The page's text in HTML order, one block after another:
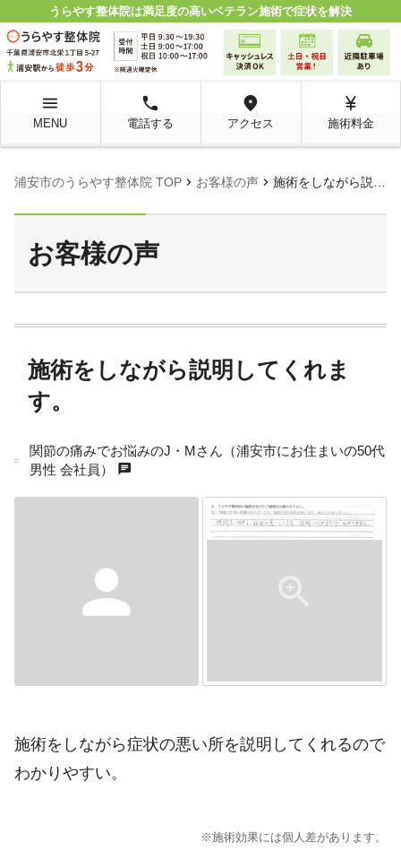
うらやす整体院は満足度の高いベテラン施術で症状を解決
menu
MENU
local_phone
電話する
room
アクセス
currency_yen
施術料金
浦安市のうらやす整体院 TOP chevron_right お客様の声 chevron_right 施術をしながら説明してくれます。
お客様の声
施術をしながら説明してくれま
す。
関節の痛みでお悩みのJ・Mさん（浦安市にお住まいの50代
男性 会社員）
chat
person
施術をしながら症状の悪い所を説明してくれるので
わかりやすい。
※施術効果には個人差があります。